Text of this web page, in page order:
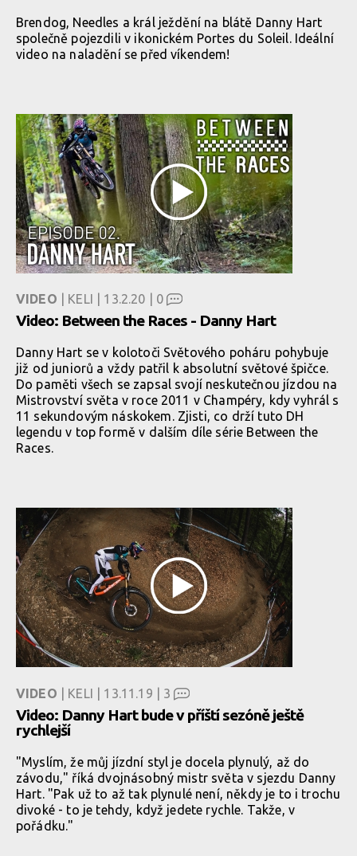
Brendog, Needles a král ježdění na blátě Danny Hart
společně pojezdili v ikonickém Portes du Soleil. Ideální
video na naladění se před víkendem!
VIDEO | KELI | 13.2.20 | 0
Video: Between the Races - Danny Hart
Danny Hart se v kolotoči Světového poháru pohybuje
již od juniorů a vždy patřil k absolutní světové špičce.
Do paměti všech se zapsal svojí neskutečnou jízdou na
Mistrovství světa v roce 2011 v Champéry, kdy vyhrál s
11 sekundovým náskokem. Zjisti, co drží tuto DH
legendu v top formě v dalším díle série Between the
Races.
VIDEO | KELI | 13.11.19 | 3
Video: Danny Hart bude v příští sezóně ještě
rychlejší
"Myslím, že můj jízdní styl je docela plynulý, až do
závodu," říká dvojnásobný mistr světa v sjezdu Danny
Hart. "Pak už to až tak plynulé není, někdy je to i trochu
divoké - to je tehdy, když jedete rychle. Takže, v
pořádku."